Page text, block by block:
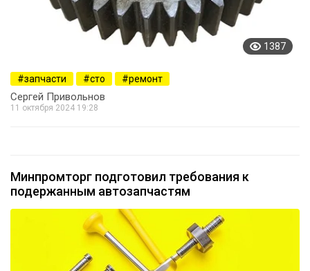
1387
запчасти сто ремонт
Сергей Привольнов
11 октября 2024 19:28
Минпромторг подготовил требования к
подержанным автозапчастям